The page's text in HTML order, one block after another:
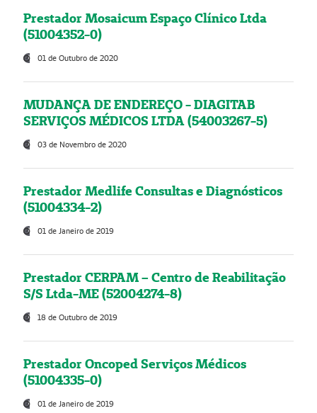
Prestador Mosaicum Espaço Clínico Ltda
(51004352-0)
01 de Outubro de 2020
MUDANÇA DE ENDEREÇO - DIAGITAB
SERVIÇOS MÉDICOS LTDA (54003267-5)
03 de Novembro de 2020
Prestador Medlife Consultas e Diagnósticos
(51004334-2)
01 de Janeiro de 2019
Prestador CERPAM – Centro de Reabilitação
S/S Ltda-ME (52004274-8)
18 de Outubro de 2019
Prestador Oncoped Serviços Médicos
(51004335-0)
01 de Janeiro de 2019